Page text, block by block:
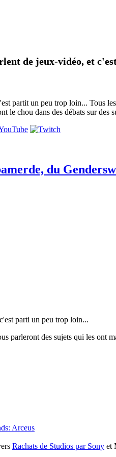
de jeux-vidéo, et
partit un peu trop loin... Tous
le chou dans des débats sur des
du
parti un peu trop loin...
parleront des sujets qui les ont
Arceus
Rachats de Studios par Sony et